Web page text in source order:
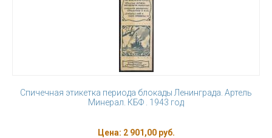
Спичечная этикетка периода блокады Ленинграда. Артель
Минерал. КБФ . 1943 год
Цена: 2 901,00 руб.